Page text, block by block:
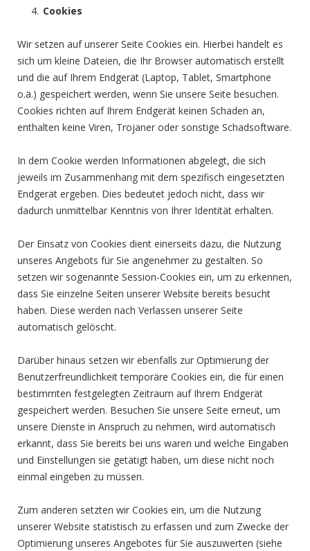
Cookies
Wir setzen auf unserer Seite Cookies ein. Hierbei handelt es
sich um kleine Dateien, die Ihr Browser automatisch erstellt
und die auf Ihrem Endgerät (Laptop, Tablet, Smartphone
o.ä.) gespeichert werden, wenn Sie unsere Seite besuchen.
Cookies richten auf Ihrem Endgerät keinen Schaden an,
enthalten keine Viren, Trojaner oder sonstige Schadsoftware.
In dem Cookie werden Informationen abgelegt, die sich
jeweils im Zusammenhang mit dem spezifisch eingesetzten
Endgerät ergeben. Dies bedeutet jedoch nicht, dass wir
dadurch unmittelbar Kenntnis von Ihrer Identität erhalten.
Der Einsatz von Cookies dient einerseits dazu, die Nutzung
unseres Angebots für Sie angenehmer zu gestalten. So
setzen wir sogenannte Session-Cookies ein, um zu erkennen,
dass Sie einzelne Seiten unserer Website bereits besucht
haben. Diese werden nach Verlassen unserer Seite
automatisch gelöscht.
Darüber hinaus setzen wir ebenfalls zur Optimierung der
Benutzerfreundlichkeit temporäre Cookies ein, die für einen
bestimmten festgelegten Zeitraum auf Ihrem Endgerät
gespeichert werden. Besuchen Sie unsere Seite erneut, um
unsere Dienste in Anspruch zu nehmen, wird automatisch
erkannt, dass Sie bereits bei uns waren und welche Eingaben
und Einstellungen sie getätigt haben, um diese nicht noch
einmal eingeben zu müssen.
Zum anderen setzten wir Cookies ein, um die Nutzung
unserer Website statistisch zu erfassen und zum Zwecke der
Optimierung unseres Angebotes für Sie auszuwerten (siehe